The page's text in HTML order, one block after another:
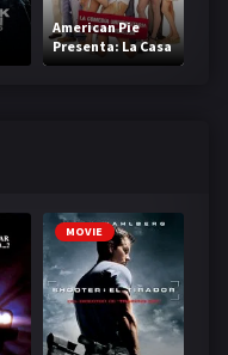
American Pie
Presenta: La Casa
Beta
MOVIE